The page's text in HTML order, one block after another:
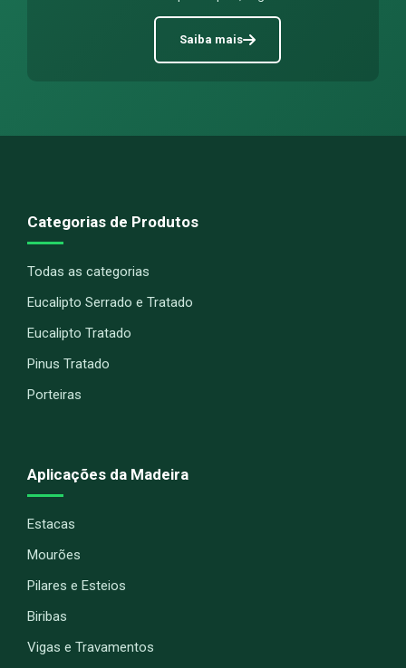
Saiba mais
Categorias de Produtos
Todas as categorias
Eucalipto Serrado e Tratado
Eucalipto Tratado
Pinus Tratado
Porteiras
Aplicações da Madeira
Estacas
Mourões
Pilares e Esteios
Biribas
Vigas e Travamentos